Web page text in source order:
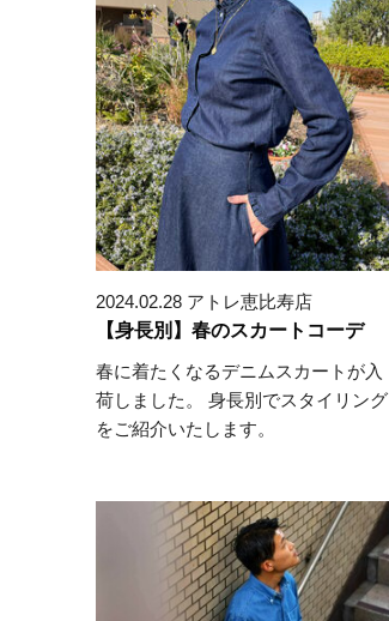
2024.02.28 アトレ恵比寿店
【身長別】春のスカートコーデ
春に着たくなるデニムスカートが入
荷しました。 身長別でスタイリング
をご紹介いたします。